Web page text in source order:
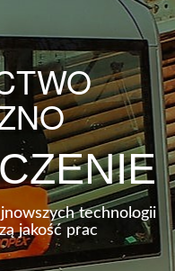
technologii
jakość prac